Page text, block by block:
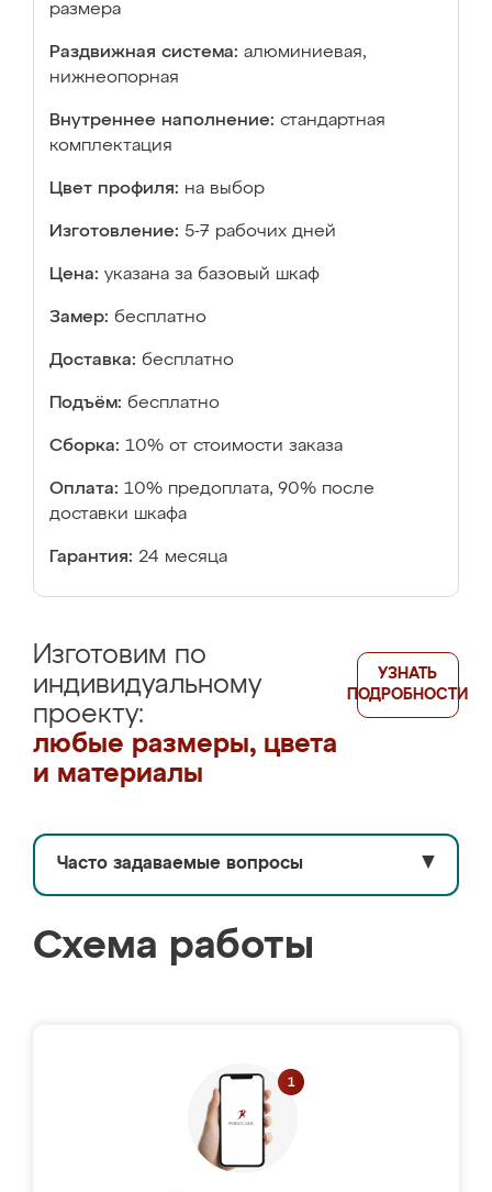
размера
Раздвижная система: алюминиевая,
нижнеопорная
Внутреннее наполнение: стандартная
комплектация
Цвет профиля: на выбор
Изготовление: 5-7 рабочих дней
Цена: указана за базовый шкаф
Замер: бесплатно
Доставка: бесплатно
Подъём: бесплатно
Сборка: 10% от стоимости заказа
Оплата: 10% предоплата, 90% после
доставки шкафа
Гарантия: 24 месяца
Изготовим по
индивидуальному
проекту:
любые размеры, цвета
и материалы
УЗНАТЬ
ПОДРОБНОСТИ
Часто задаваемые вопросы ▼
Схема работы